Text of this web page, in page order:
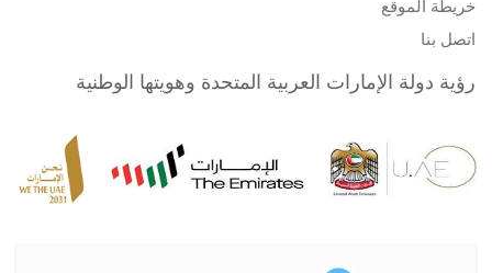
خريطة الموقع
اتصل بنا
رؤية دولة الإمارات العربية المتحدة وهويتها الوطنية